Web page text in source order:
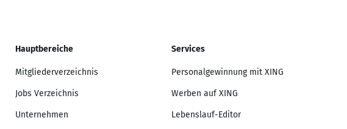
Hauptbereiche
Mitgliederverzeichnis
Jobs Verzeichnis
Unternehmen
Services
Personalgewinnung mit XING
Werben auf XING
Lebenslauf-Editor